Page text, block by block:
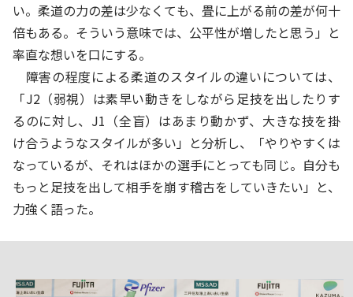
い。柔道の力の差は少なくても、畳に上がる前の差が何十
倍もある。そういう意味では、公平性が増したと思う」と
率直な想いを口にする。
障害の程度による柔道のスタイルの違いについては、
「J2（弱視）は素早い動きをしながら足技を出したりす
るのに対し、J1（全盲）はあまり動かず、大きな技を掛
け合うようなスタイルが多い」と分析し、「やりやすくは
なっているが、それはほかの選手にとっても同じ。自分も
もっと足技を出して相手を崩す稽古をしていきたい」と、
力強く語った。